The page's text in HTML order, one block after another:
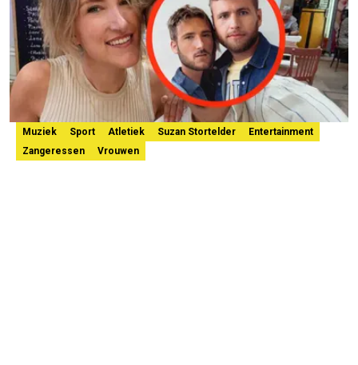
Muziek Sport Atletiek Suzan Stortelder
Entertainment
Zangeressen
Vrouwen